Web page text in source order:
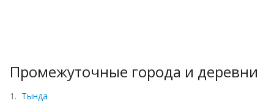
Промежуточные города и деревни
1. Тында